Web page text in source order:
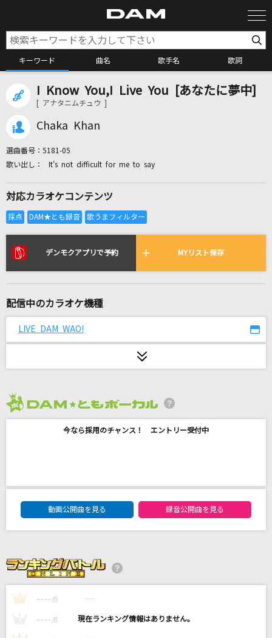
キーワード 曲名 歌手名 歌詞
カラオケ検索
全国りれき
リアルタイムで歌われている曲の一覧
さよならの前に
闇に咲く花 ～The Catastrophe～
[生音]僕が一番欲しかったもの
ゆず
[生音]HOT LIMIT
T.M.Revolution
I Know You,I Live You [あなたに夢中]
[ アナタニムチュウ ]
Chaka Khan
選曲番号： 5181-05
It's not difficult for me to say
対応カラオケコンテンツ
デンモクアプリで予約 MYリスト保存
配信中のカラオケ機種
LIVE DAM WAO!
今なら採用のチャンス！ エントリー受付中
DAM★ともボーカルエントリーランキング
動画公開曲を見る
録音公開曲を見る
1 ---- 点 ----
---- 点 ----